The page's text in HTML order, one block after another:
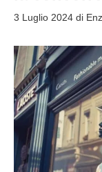
3 Luglio 2024 di